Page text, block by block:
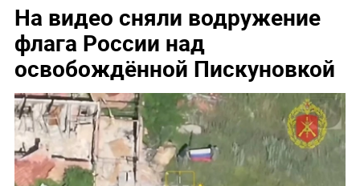
На видео сняли водружение
флага России над
освобождённой Пискуновкой